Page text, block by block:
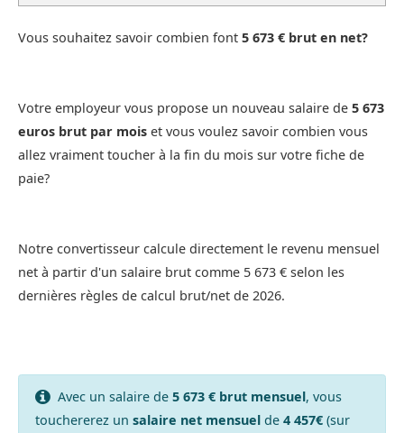
Vous souhaitez savoir combien font 5 673 € brut en net?
Votre employeur vous propose un nouveau salaire de 5 673
euros brut par mois et vous voulez savoir combien vous
allez vraiment toucher à la fin du mois sur votre fiche de
paie?
Notre convertisseur calcule directement le revenu mensuel
net à partir d'un salaire brut comme 5 673 € selon les
dernières règles de calcul brut/net de 2026.
Avec un salaire de 5 673 € brut mensuel, vous
touchererez un salaire net mensuelde 4 457€(sur